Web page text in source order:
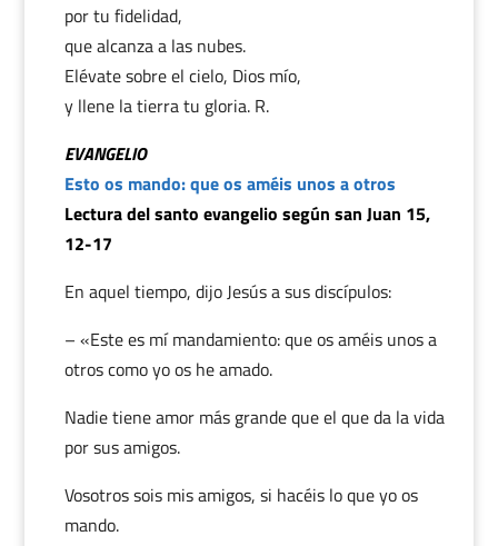
por tu fidelidad,
que alcanza a las nubes.
Elévate sobre el cielo, Dios mío,
y llene la tierra tu gloria. R.
EVANGELIO
Esto os mando: que os améis unos a otros
Lectura del santo evangelio según san Juan 15,
12-17
En aquel tiempo, dijo Jesús a sus discípulos:
– «Este es mí mandamiento: que os améis unos a
otros como yo os he amado.
Nadie tiene amor más grande que el que da la vida
por sus amigos.
Vosotros sois mis amigos, si hacéis lo que yo os
mando.